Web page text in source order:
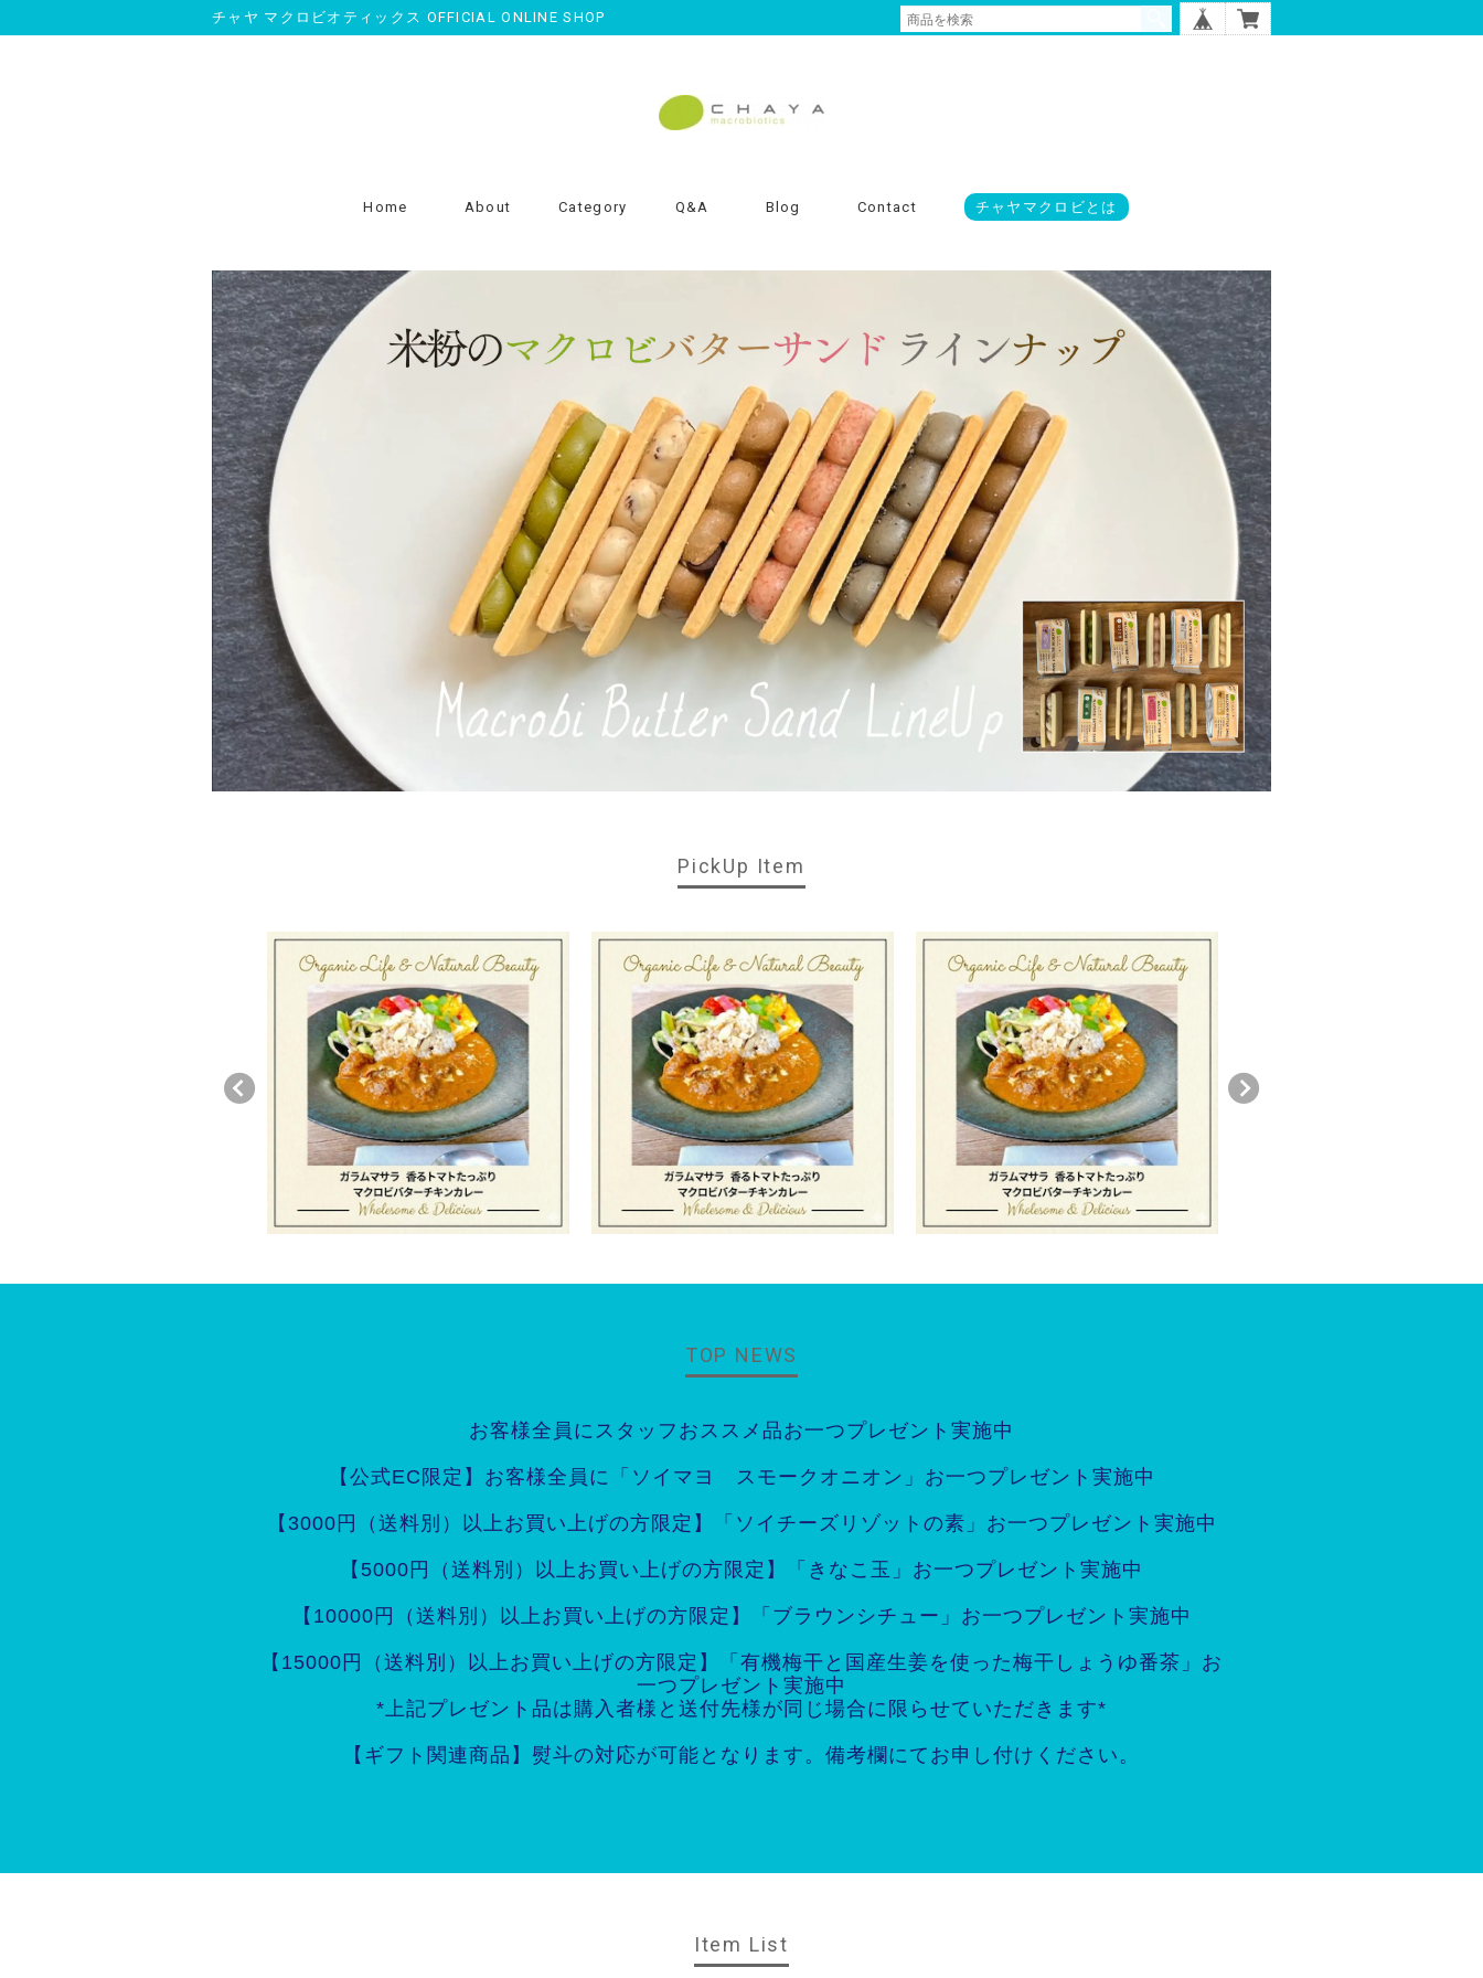
チャヤ マクロビオティックス OFFICIAL ONLINE SHOP
Home About Category Q&A Blog Contact チャヤマクロビとは
PickUp Item
TOP NEWS
お客様全員にスタッフおススメ品お一つプレゼント実施中
【公式EC限定】お客様全員に「ソイマヨ スモークオニオン」お一つプレゼント実施中
【3000円（送料別）以上お買い上げの方限定】「ソイチーズリゾットの素」お一つプレゼント実施中
【5000円（送料別）以上お買い上げの方限定】「きなこ玉」お一つプレゼント実施中
【10000円（送料別）以上お買い上げの方限定】「ブラウンシチュー」お一つプレゼント実施中
【15000円（送料別）以上お買い上げの方限定】「有機梅干と国産生姜を使った梅干しょうゆ番茶」お
一つプレゼント実施中
*上記プレゼント品は購入者様と送付先様が同じ場合に限らせていただきます*
【ギフト関連商品】熨斗の対応が可能となります。備考欄にてお申し付けください。
Item List